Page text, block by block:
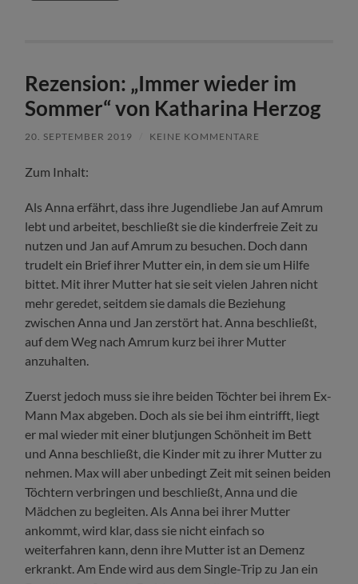
Rezension: „Immer wieder im
Sommer“ von Katharina Herzog
20. SEPTEMBER 2019 KEINE KOMMENTARE
Zum Inhalt:
Als Anna erfährt, dass ihre Jugendliebe Jan auf Amrum
lebt und arbeitet, beschließt sie die kinderfreie Zeit zu
nutzen und Jan auf Amrum zu besuchen. Doch dann
trudelt ein Brief ihrer Mutter ein, in dem sie um Hilfe
bittet. Mit ihrer Mutter hat sie seit vielen Jahren nicht
mehr geredet, seitdem sie damals die Beziehung
zwischen Anna und Jan zerstört hat. Anna beschließt,
auf dem Weg nach Amrum kurz bei ihrer Mutter
anzuhalten.
Zuerst jedoch muss sie ihre beiden Töchter bei ihrem Ex-
Mann Max abgeben. Doch als sie bei ihm eintrifft, liegt
er mal wieder mit einer blutjungen Schönheit im Bett
und Anna beschließt, die Kinder mit zu ihrer Mutter zu
nehmen. Max will aber unbedingt Zeit mit seinen beiden
Töchtern verbringen und beschließt, Anna und die
Mädchen zu begleiten. Als Anna bei ihrer Mutter
ankommt, wird klar, dass sie nicht einfach so
weiterfahren kann, denn ihre Mutter ist an Demenz
erkrankt. Am Ende wird aus dem Single-Trip zu Jan ein